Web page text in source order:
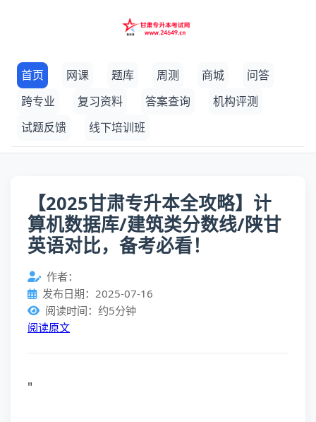
首页 网课 题库 周测 商城
问答
跨专业
复习资料 答案查询
机构评测
试题反馈
线下培训班
【2025甘肃专升本全攻略】计
算机数据库/建筑类分数线/陕甘
英语对比，备考必看！
作者：
发布日期：2025-07-16
阅读时间：约5分钟
阅读原文
"